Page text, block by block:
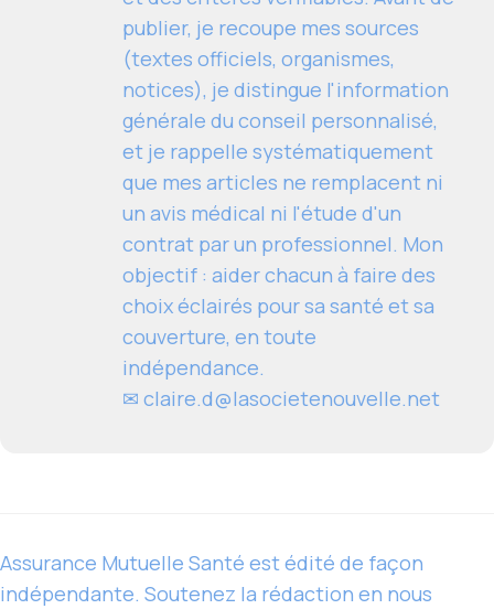
publier, je recoupe mes sources
(textes officiels, organismes,
notices), je distingue l'information
générale du conseil personnalisé,
et je rappelle systématiquement
que mes articles ne remplacent ni
un avis médical ni l'étude d'un
contrat par un professionnel. Mon
objectif : aider chacun à faire des
choix éclairés pour sa santé et sa
couverture, en toute
indépendance.
✉ claire.d@lasocietenouvelle.net
Assurance Mutuelle Santé est édité de façon
indépendante. Soutenez la rédaction en nous